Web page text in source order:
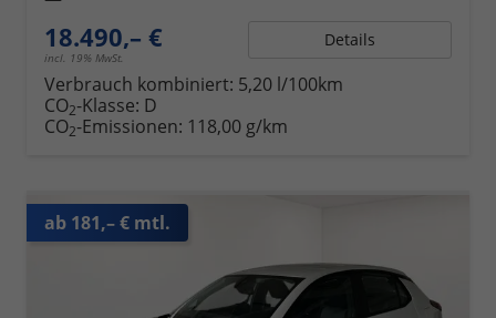
18.490,– €
incl. 19% MwSt.
Details
Verbrauch kombiniert: 5,20 l/100km
CO2-Klasse: D
CO2-Emissionen: 118,00 g/km
ab 181,– € mtl.